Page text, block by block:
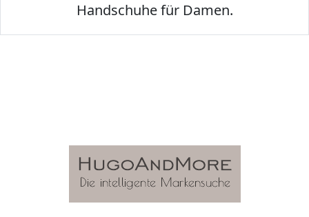
Handschuhe für Damen.